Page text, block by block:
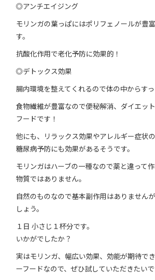
◎アンチエイジング
モリンガの葉っぱにはポリフェノールが豊
す。
抗酸化作用で老化予防に効果的！
◎デトックス効果
腸内環境を整えてくれるので体の中からす
食物繊維が豊富なので便秘解消、ダイエッ
フードです！
他にも、リラックス効果やアレルギー症状
糖尿病予防にも効果があるそうです。
モリンガはハーブの一種なので薬と違って
物質ではありません。
自然のものなので基本副作用はありません
しょう。
１日 小さじ１杯分です。
いかがでしたか？
実はモリンガ、幅広い効果、効能が期待で
ーフードなので、ぜひ試していただきたいで